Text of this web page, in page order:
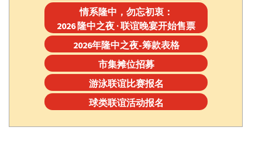
情系隆中，勿忘初衷：
2026 隆中之夜 · 联谊晚宴开始售票
2026年隆中之夜-筹款表格
市集摊位招募
游泳联谊比赛报名
球类联谊活动报名